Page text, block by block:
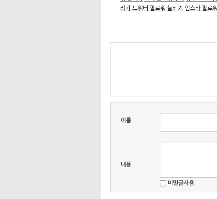
리기
트위터 팔로워 늘리기 인스타 팔로
이름
내용
비밀글사용